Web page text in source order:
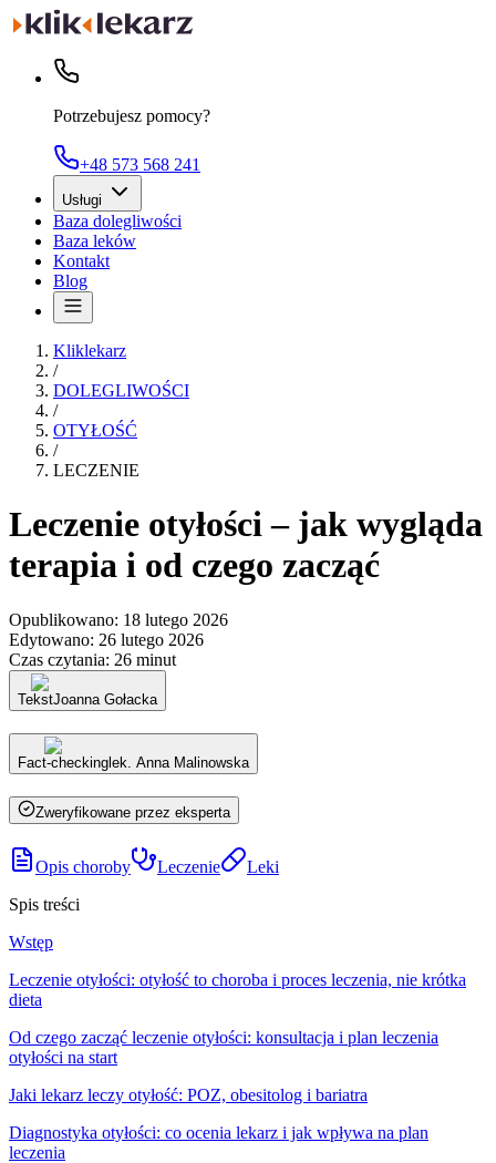
Potrzebujesz pomocy?
+48 573 568 241
Usługi
Baza dolegliwości
Baza leków
Kontakt
Blog
Kliklekarz
/
DOLEGLIWOŚCI
/
OTYŁOŚĆ
/
LECZENIE
Leczenie otyłości – jak wygląda
terapia i od czego zacząć
Opublikowano: 18 lutego 2026
Edytowano: 26 lutego 2026
Czas czytania: 26 minut
TekstJoanna Gołacka
Fact-checking lek. Anna Malinowska
Zweryfikowane przez eksperta
Opis choroby Leczenie
Leki
Spis treści
Wstęp
Leczenie otyłości: otyłość to choroba i proces leczenia, nie krótka
dieta
Od czego zacząć leczenie otyłości: konsultacja i plan leczenia
otyłości na start
Jaki lekarz leczy otyłość: POZ, obesitolog i bariatra
Diagnostyka otyłości: co ocenia lekarz i jak wpływa na plan
leczenia